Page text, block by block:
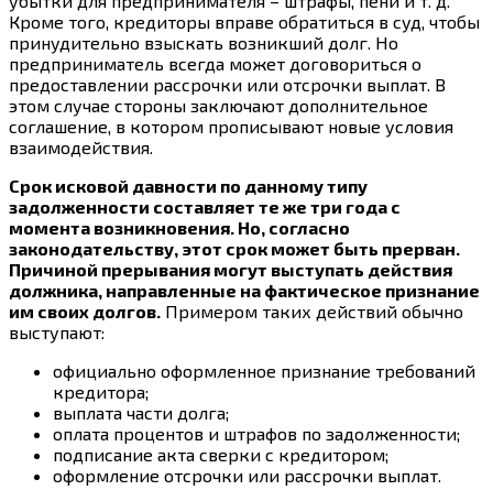
Кроме того, кредиторы вправе обратиться в суд, чтобы
принудительно взыскать возникший долг. Но
предприниматель всегда может договориться о
предоставлении рассрочки или отсрочки выплат. В
этом случае стороны заключают дополнительное
соглашение, в котором прописывают новые условия
взаимодействия.
Срок исковой давности по данному типу
задолженности составляет те же три года с
момента возникновения. Но, согласно
законодательству, этот срок может быть прерван.
Причиной прерывания могут выступать действия
должника, направленные на фактическое признание
им своих долгов. Примером таких действий обычно
выступают:
официально оформленное признание требований
кредитора;
выплата части долга;
оплата процентов и штрафов по задолженности;
подписание акта сверки с кредитором;
оформление отсрочки или рассрочки выплат.